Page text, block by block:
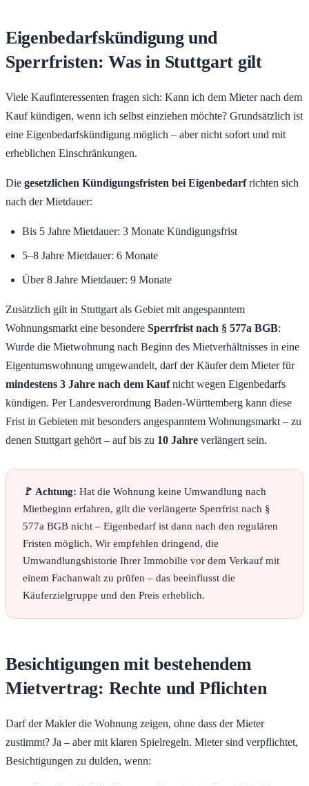
Eigenbedarfskündigung und
Sperrfristen: Was in Stuttgart gilt
Viele Kaufinteressenten fragen sich: Kann ich dem Mieter nach dem
Kauf kündigen, wenn ich selbst einziehen möchte? Grundsätzlich ist
eine Eigenbedarfskündigung möglich – aber nicht sofort und mit
erheblichen Einschränkungen.
Die gesetzlichen Kündigungsfristen bei Eigenbedarfrichten sich
nach der Mietdauer:
Bis 5 Jahre Mietdauer: 3 Monate Kündigungsfrist
5–8 Jahre Mietdauer: 6 Monate
Über 8 Jahre Mietdauer: 9 Monate
Zusätzlich gilt in Stuttgart als Gebiet mit angespanntem
Wohnungsmarkt eine besondere Sperrfrist nach § 577a BGB:
Wurde die Mietwohnung nach Beginn des Mietverhältnisses in eine
Eigentumswohnung umgewandelt, darf der Käufer dem Mieter für
mindestens 3 Jahre nach dem Kaufnicht wegen Eigenbedarfs
kündigen. Per Landesverordnung Baden-Württemberg kann diese
Frist in Gebieten mit besonders angespanntem Wohnungsmarkt – zu
denen Stuttgart gehört – auf bis zu 10 Jahre verlängert sein.
🚩 Achtung: Hat die Wohnung keine Umwandlung nach
Mietbeginn erfahren, gilt die verlängerte Sperrfrist nach §
577a BGB nicht – Eigenbedarf ist dann nach den regulären
Fristen möglich. Wir empfehlen dringend, die
Umwandlungshistorie Ihrer Immobilie vor dem Verkauf mit
einem Fachanwalt zu prüfen – das beeinflusst die
Käuferzielgruppe und den Preis erheblich.
Besichtigungen mit bestehendem
Mietvertrag: Rechte und Pflichten
Darf der Makler die Wohnung zeigen, ohne dass der Mieter
zustimmt? Ja – aber mit klaren Spielregeln. Mieter sind verpflichtet,
Besichtigungen zu dulden, wenn: